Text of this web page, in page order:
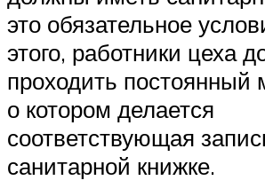
это обязательное
этого, работники цеха
проходить постоянный
о котором делается
соответствующая
санитарной книжке.